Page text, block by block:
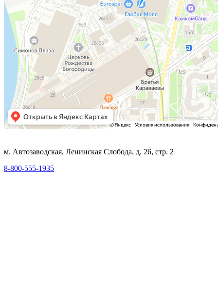
м. Автозаводская, Ленинская Слобода, д. 26, стр. 2
8-800-555-1935